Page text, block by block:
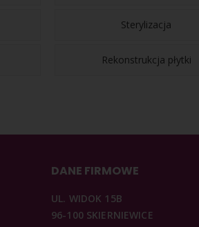
Sterylizacja
Rekonstrukcja płytki
DANE FIRMOWE
UL. WIDOK 15B
96-100 SKIERNIEWICE